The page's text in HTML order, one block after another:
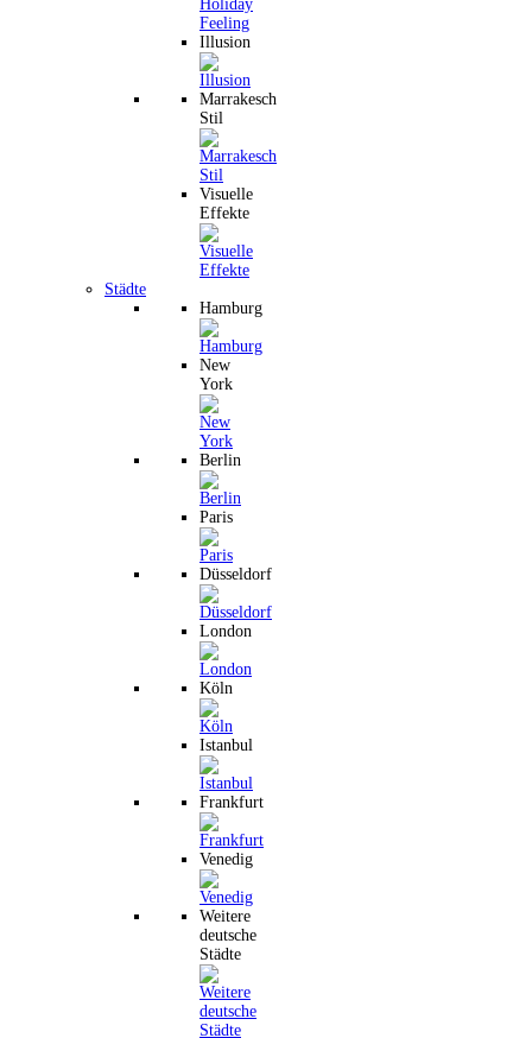
Illusion
Marrakesch
Stil
Visuelle
Effekte
Städte
Hamburg
New
York
Berlin
Paris
Düsseldorf
London
Köln
Istanbul
Frankfurt
Venedig
Weitere
deutsche
Städte